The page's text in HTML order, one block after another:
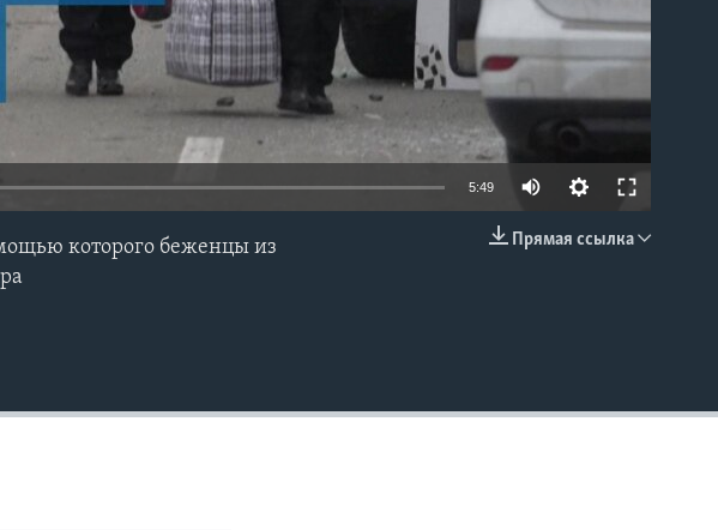
5:49
Прямая ссылка
которого беженцы из